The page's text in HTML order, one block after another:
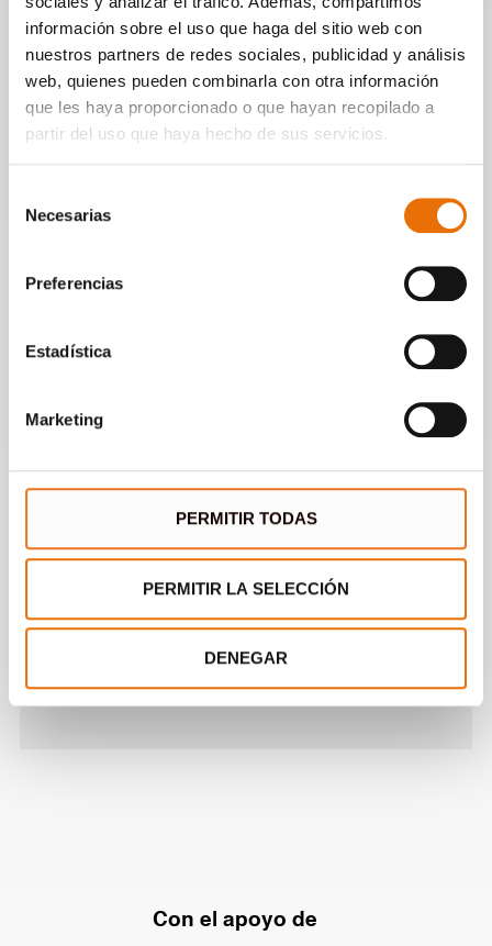
información sobre el uso que haga del sitio web con
nuestros partners de redes sociales, publicidad y análisis
web, quienes pueden combinarla con otra información
que les haya proporcionado o que hayan recopilado a
partir del uso que haya hecho de sus servicios.
Necesarias
Preferencias
Estadística
Marketing
PERMITIR TODAS
PERMITIR LA SELECCIÓN
DENEGAR
Tu Shi Chiao (Contratenor)
Toni Aragón (Tenor)
Francisco Luengo (Violas)
Zurzo Varela (Violas)
David Mayoral (Percusión)
Héctor Colomé (Narrador)
Documentos
VIDEO
Con el apoyo de